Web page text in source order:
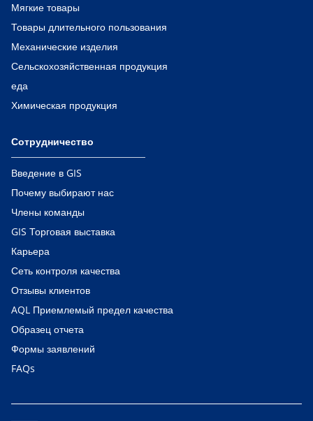
Мягкие товары
Товары длительного пользования
Механические изделия
Сельскохозяйственная продукция
еда
Химическая продукция
Сотрудничество
Введение в GIS
Почему выбирают нас
Члены команды
GIS Торговая выставка
Карьера
Сеть контроля качества
Отзывы клиентов
AQL Приемлемый предел качества
Образец отчета
Формы заявлений
FAQs